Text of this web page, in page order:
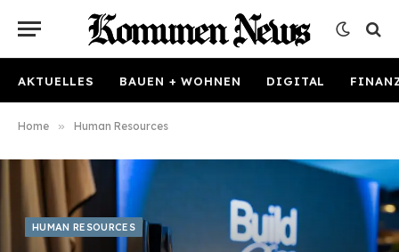
AKTUELLES BAUEN + WOHNEN DIGITAL
Home » Human Resources
HUMAN RESOURCES